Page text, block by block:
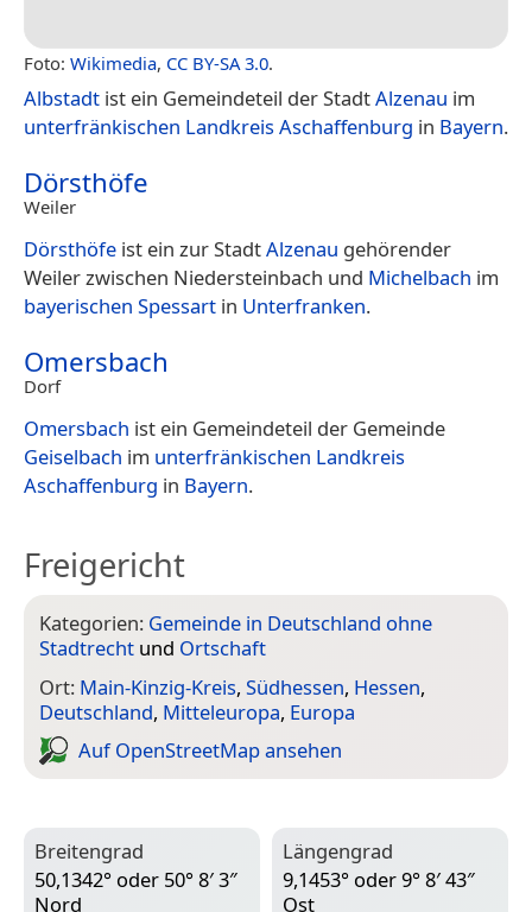
Foto: Wikimedia, CC BY-SA 3.0.
Albstadt ist ein Gemeindeteil der StadtAlzenau im
unterfränkischen Landkreis Aschaffenburg in Bayern.
Dörsthöfe
Weiler
Dörsthöfe ist ein zur StadtAlzenau gehörender
Weiler zwischen Niedersteinbach und Michelbach im
bayerischen Spessart in Unterfranken.
Omersbach
Dorf
Omersbach ist ein Gemeindeteil der Gemeinde
Geiselbach im unterfränkischen Landkreis
Aschaffenburg in Bayern.
Freigericht
Kategorien: Gemeinde in Deutschland ohne
Stadtrecht und Ortschaft
Ort: Main-Kinzig-Kreis, Südhessen, Hessen,
Deutschland, Mitteleuropa, Europa
Auf Open­Street­Map ansehen
Breitengrad
50,1342° oder 50° 8′ 3″
Nord
Längengrad
9,1453° oder 9° 8′ 43″
Ost